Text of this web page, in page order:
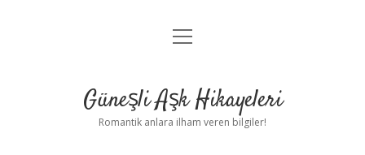
Anasayfa
Yasal Uyarı
menüyü
Güneşli Aşk Hikayeleri
Romantik anlara ilham veren bilgiler!